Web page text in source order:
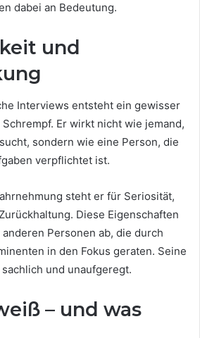
dabei an Bedeutung.
und
Interviews entsteht ein gewisser
Er wirkt nicht wie jemand,
sondern wie eine Person, die
verpflichtet ist.
steht er für Seriosität,
Diese Eigenschaften
Personen ab, die durch
in den Fokus geraten. Seine
und unaufgeregt.
– und was